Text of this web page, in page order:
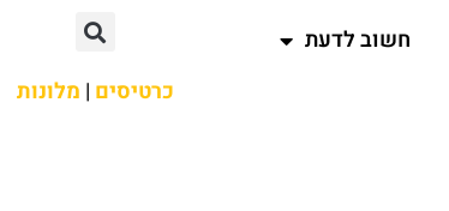
חשוב לדעת
כרטיסים | מלונות